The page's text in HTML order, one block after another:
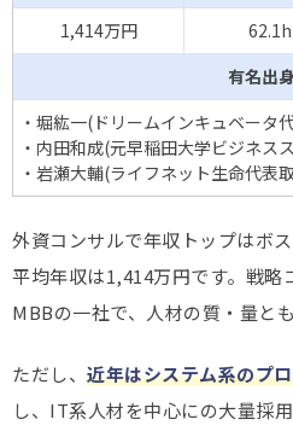
1,414万円
62.1h
有名出
・堀紘一(ドリームインキュベータ
・内田和成(元早稲田大学ビジネス
・岩瀬大輔(ライフネット生命代表
外資コンサルで年収トップはボ
平均年収は1,414万円です。戦略
MBBの一社で、人材の質・量と
ただし、 近年はシステム系のプ
し、IT系人材を中心にの大量採